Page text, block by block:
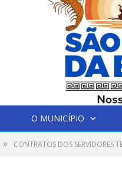
O MUNICÍPIO
» CONTRATOS DOS SERVIDORES